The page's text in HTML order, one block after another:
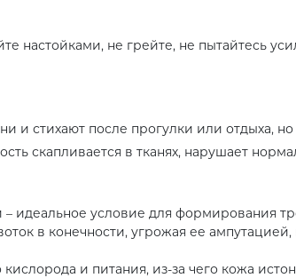
настойками, не грейте, не пытайтесь
и стихают после прогулки или отдыха,
скапливается в тканях, нарушает
идеальное условие для формирования
в конечности, угрожая ее
и питания, из-за чего кожа